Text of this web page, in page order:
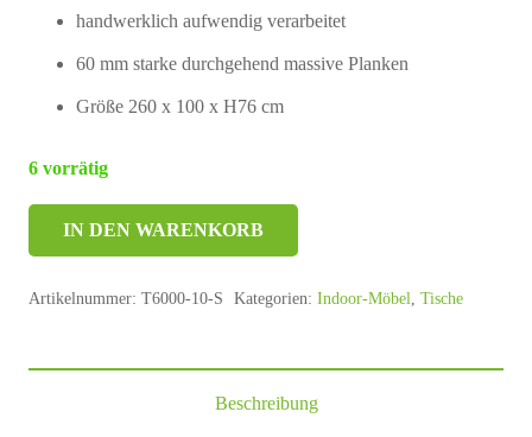
handwerklich aufwendig verarbeitet
60 mm starke durchgehend massive Planken
Größe 260 x 100 x H76 cm
6 vorrätig
IN DEN WARENKORB
Artikelnummer: T6000-10-S Kategorien: Indoor-Möbel Tische
Beschreibung